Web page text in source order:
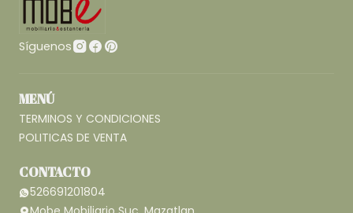
Síguenos
MENÚ
TERMINOS Y CONDICIONES
POLITICAS DE VENTA
CONTACTO
526691201804